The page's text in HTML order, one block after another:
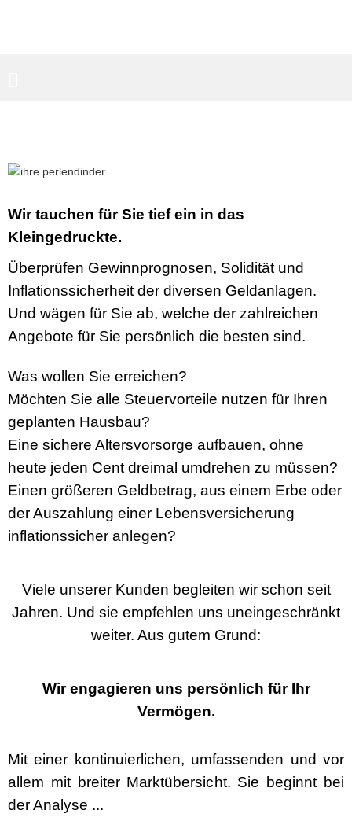
Wir tauchen für Sie tief ein in das
Kleingedruckte.
Überprüfen Gewinnprognosen, Solidität und
Inflationssicherheit der diversen Geldanlagen.
Und wägen für Sie ab, welche der zahlreichen
Angebote für Sie persönlich die besten sind.
Was wollen Sie erreichen?
Möchten Sie alle Steuervorteile nutzen für Ihren
geplanten Hausbau?
Eine sichere Altersvorsorge aufbauen, ohne
heute jeden Cent dreimal umdrehen zu müssen?
Einen größeren Geldbetrag, aus einem Erbe oder
der Auszahlung einer Lebensversicherung
inflationssicher anlegen?
Viele unserer Kunden begleiten wir schon seit
Jahren. Und sie empfehlen uns uneingeschränkt
weiter. Aus gutem Grund:
Wir engagieren uns persönlich für Ihr
Vermögen.
Mit einer kontinuierlichen, umfassenden und vor
allem mit breiter Marktübersicht. Sie beginnt bei
der Analyse ...